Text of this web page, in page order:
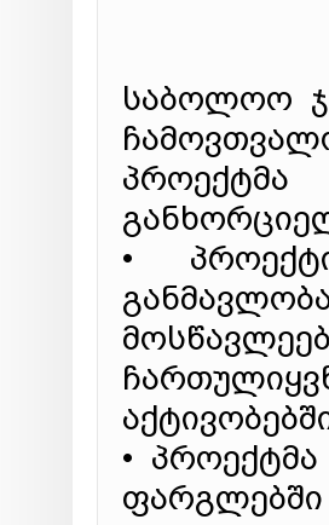
საბოლოო
•
•
ფარგლებში